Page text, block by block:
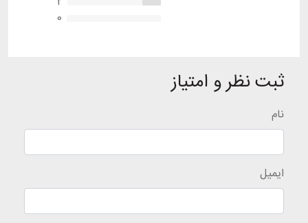
0
ثبت نظر و امتیاز
نام
ایمیل